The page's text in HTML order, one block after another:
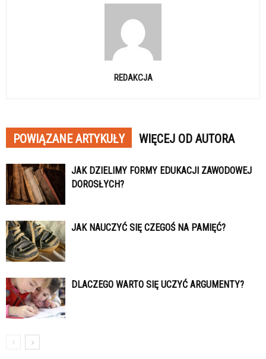
REDAKCJA
POWIĄZANE ARTYKUŁY WIĘCEJ OD AUTORA
JAK DZIELIMY FORMY EDUKACJI ZAWODOWEJ
DOROSŁYCH?
JAK NAUCZYĆ SIĘ CZEGOŚ NA PAMIĘĆ?
DLACZEGO WARTO SIĘ UCZYĆ ARGUMENTY?